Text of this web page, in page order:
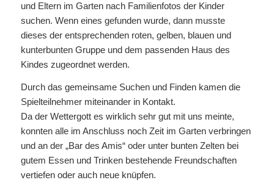
und Eltern im Garten nach Familienfotos der Kinder
suchen. Wenn eines gefunden wurde, dann musste
dieses der entsprechenden roten, gelben, blauen und
kunterbunten Gruppe und dem passenden Haus des
Kindes zugeordnet werden.
Durch das gemeinsame Suchen und Finden kamen die
Spielteilnehmer miteinander in Kontakt.
Da der Wettergott es wirklich sehr gut mit uns meinte,
konnten alle im Anschluss noch Zeit im Garten verbringen
und an der „Bar des Amis“ oder unter bunten Zelten bei
gutem Essen und Trinken bestehende Freundschaften
vertiefen oder auch neue knüpfen.